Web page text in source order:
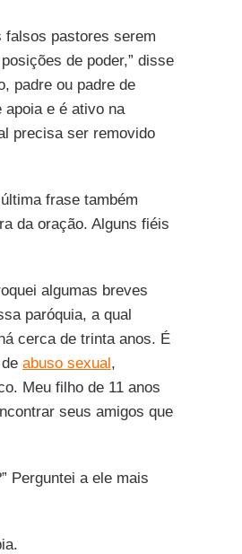
falsos pastores serem
de poder,” disse
padre ou padre de
apoia e é ativo na
precisa ser removido
frase também
da oração. Alguns fiéis
algumas breves
paróquia, a qual
cerca de trinta anos. É
abuso sexual,
Meu filho de 11 anos
seus amigos que
Perguntei a ele mais